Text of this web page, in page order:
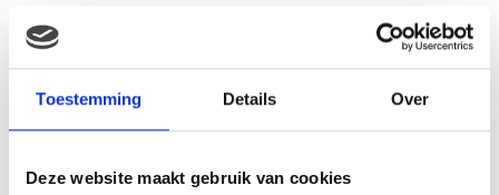
Toestemming Details Over
Deze website maakt gebruik van cookies